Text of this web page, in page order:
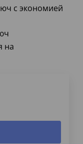
с экономией
на